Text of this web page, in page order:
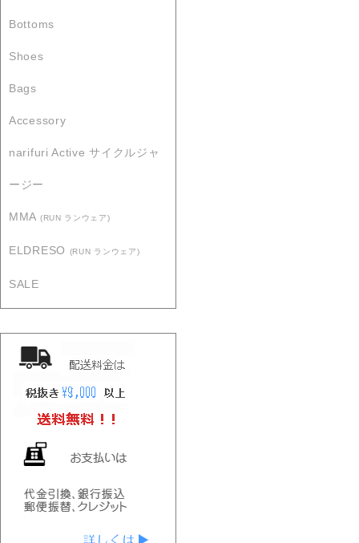
Bottoms
Shoes
Bags
Accessory
narifuri Active サイクルジャ
ージー
MMA (RUN ランウェア)
ELDRESO (RUN ランウェア)
SALE